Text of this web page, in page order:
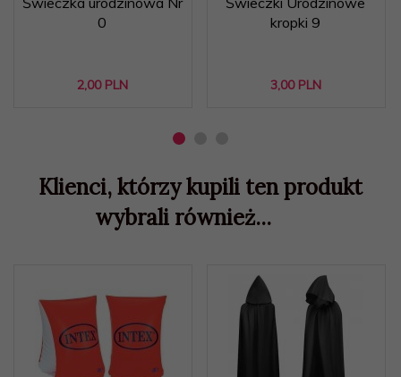
0
2,00 PLN
kropki 9
3,00 PLN
Klienci, którzy kupili ten produkt
wybrali również...